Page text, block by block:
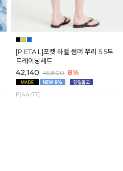
[P.ETAIL]포켓 라벨 썸머 쭈리 5.5부
트레이닝세트
42,140 45,800 8%
F(44-77)